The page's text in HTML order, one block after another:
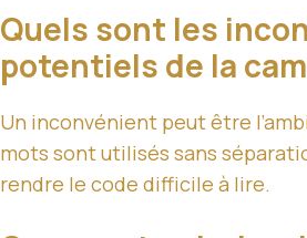
Quels sont les
potentiels de la
Un inconvénient peut être
mots sont utilisés sans
rendre le code difficile à lire.